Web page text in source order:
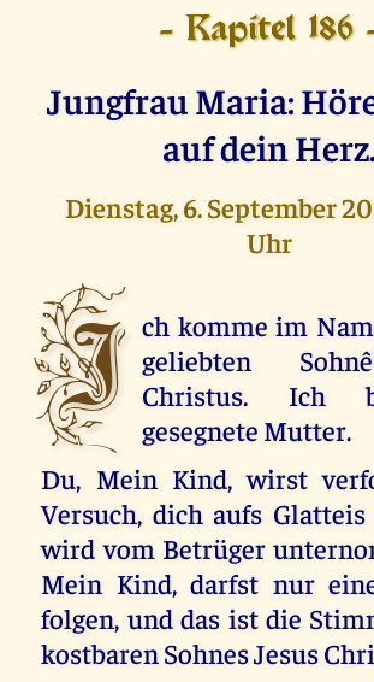
- Kapitel 186
Jungfrau Maria:
auf dein Herz.
Dienstag, 6. September
Uhr
I ch komme im
geliebten
Christus. Ich
gesegnete Mutter.
Du, Mein Kind, wirst
Versuch, dich aufs
wird vom Betrüger
Mein Kind, darfst nur
folgen, und das ist die
kostbaren Sohnes Jesus